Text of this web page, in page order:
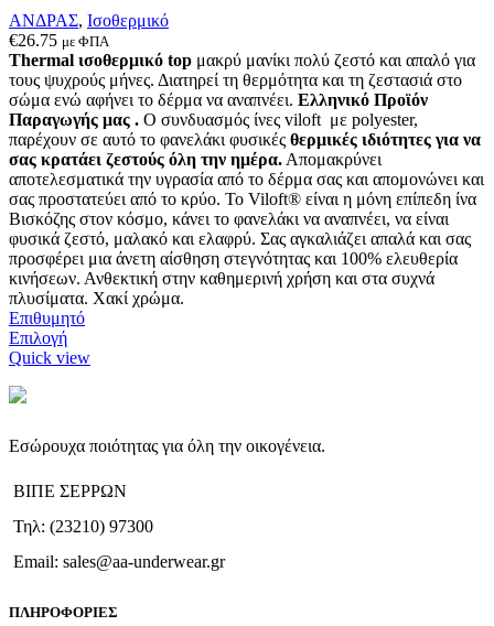
ΑΝΔΡΑΣ, Ισοθερμικό
€26.75 με ΦΠΑ
Thermal ισοθερμικό top μακρύ μανίκι πολύ ζεστό και απαλό για
τους ψυχρούς μήνες. Διατηρεί τη θερμότητα και τη ζεστασιά στο
σώμα ενώ αφήνει το δέρμα να αναπνέει. Ελληνικό Προϊόν
Παραγωγής μας . Ο συνδυασμός ίνες viloft με polyester,
παρέχουν σε αυτό το φανελάκι φυσικές θερμικές ιδιότητες για να
σας κρατάει ζεστούς όλη την ημέρα. Απομακρύνει
αποτελεσματικά την υγρασία από το δέρμα σας και απομονώνει και
σας προστατεύει από το κρύο. Το Viloft® είναι η μόνη επίπεδη ίνα
Βισκόζης στον κόσμο, κάνει το φανελάκι να αναπνέει, να είναι
φυσικά ζεστό, μαλακό και ελαφρύ. Σας αγκαλιάζει απαλά και σας
προσφέρει μια άνετη αίσθηση στεγνότητας και 100% ελευθερία
κινήσεων. Ανθεκτική στην καθημερινή χρήση και στα συχνά
πλυσίματα. Χακί χρώμα.
Επιθυμητό
ΕπιλογήΑυτό
το
παραλλαγές.
Οι
μπορούν
επιλεγούν
στη
σελίδα
προϊόντος
Quick view
Εσώρουχα ποιότητας για όλη την οικογένεια.
ΒΙΠΕ ΣΕΡΡΩΝ
Τηλ: (23210) 97300
Email: sales@aa-underwear.gr
ΠΛΗΡΟΦΟΡΙΕΣ